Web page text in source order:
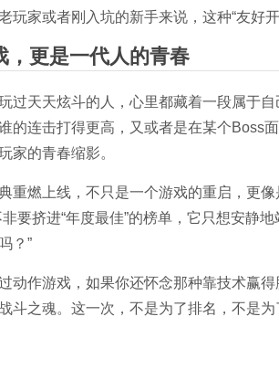
玩家或者刚入坑的新手来说，这种“友好开
，更是一代人的青春
过天天炫斗的人，心里都藏着一段属于
的连击打得更高，又或者是在某个Boss
家的青春缩影。
重燃上线，不只是一个游戏的重启，更
要挤进“年度最佳”的榜单，它只想安静
？”
动作游戏，如果你还怀念那种靠技术赢
斗之魂。这一次，不是为了排名，不是